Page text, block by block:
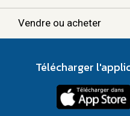
Vendre ou acheter
Télécharger